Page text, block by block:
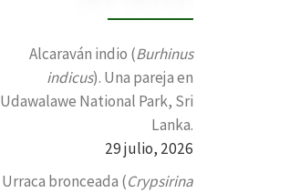
Alcaraván indio (Burhinus
indicus). Una pareja en
Udawalawe National Park, Sri
Lanka.
29 julio, 2026
Urraca bronceada (Crypsirina